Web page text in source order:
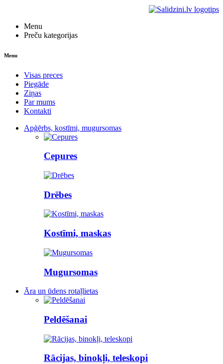
Menu
Preču kategorijas
Menu
Visas preces
Piegāde
Ziņas
Par mums
Kontakti
Apģērbs, kostīmi, mugursomas
Cepures
Drēbes
Kostīmi, maskas
Mugursomas
Āra un ūdens rotaļlietas
Peldēšanai
Rācijas, binokļi, teleskopi